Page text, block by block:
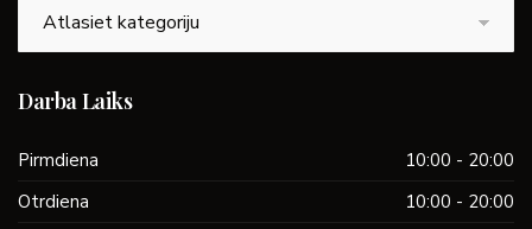
Darba Laiks
Pirmdiena
10:00 - 20:00
Otrdiena
10:00 - 20:00